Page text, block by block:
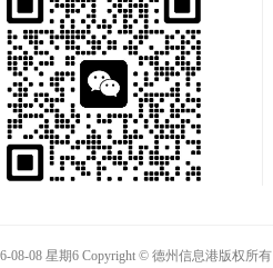
08-08 星期6 Copyright © 德州信息港版权所有